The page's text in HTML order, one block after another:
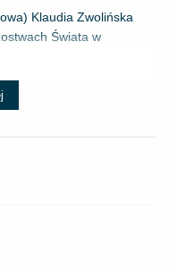
Klaudia Zwolińska
Świata w